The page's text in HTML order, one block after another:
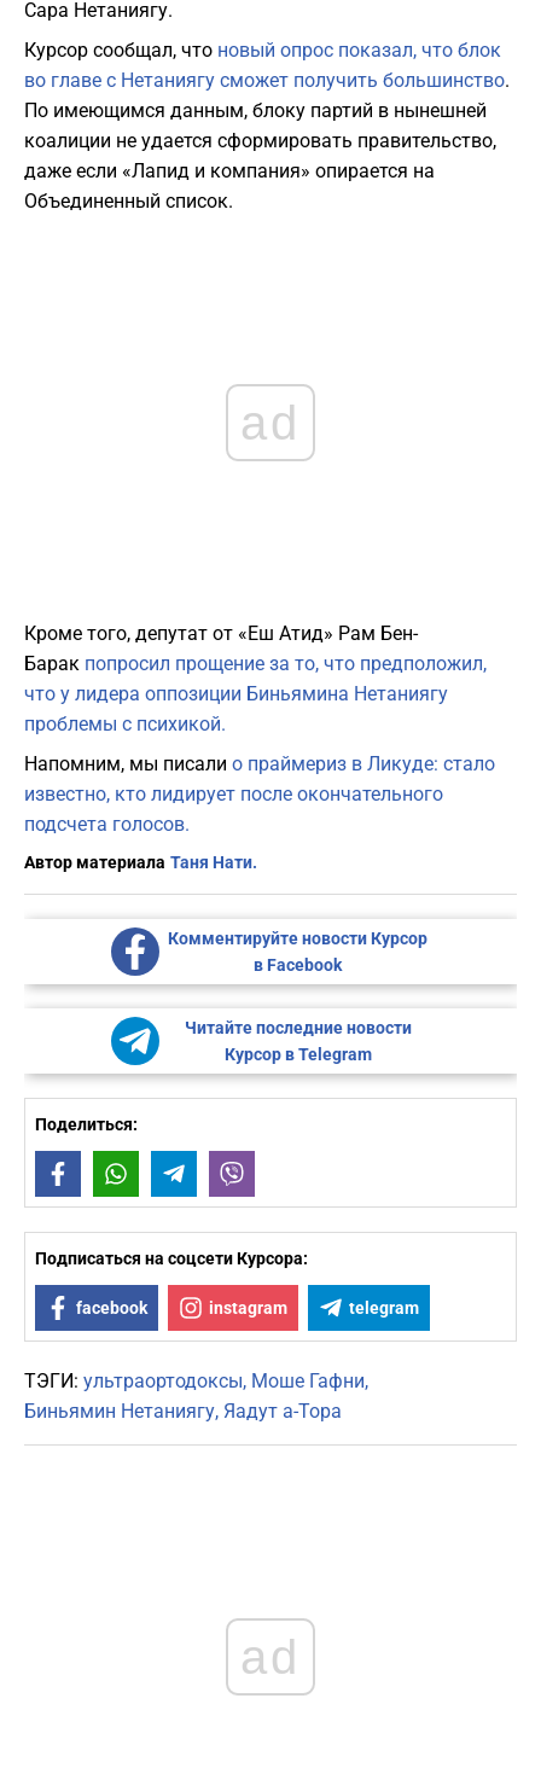
Сара Нетаниягу.
Курсор сообщал, что новый опрос показал, что блок
во главе с Нетаниягу сможет получить большинство.
По имеющимся данным, блоку партий в нынешней
коалиции не удается сформировать правительство,
даже если «Лапид и компания» опирается на
Объединенный список.
ad
Кроме того, депутат от «Еш Атид» Рам Бен-
Барак попросил прощение за то, что предположил,
что у лидера оппозиции Биньямина Нетаниягу
проблемы с психикой.
Напомним, мы писали о праймериз в Ликуде: стало
известно, кто лидирует после окончательного
подсчета голосов.
Автор материала Таня Нати.
Комментируйте новости Курсор
в Facebook
Читайте последние новости
Курсор в Telegram
Поделиться:
FacebookWhatsAppTelegram
Подписаться на соцсети Курсора:
facebook instagram telegram
ТЭГИ: ультраортодоксы Моше Гафни
Биньямин Нетаниягу Яадут а-Тора
ad